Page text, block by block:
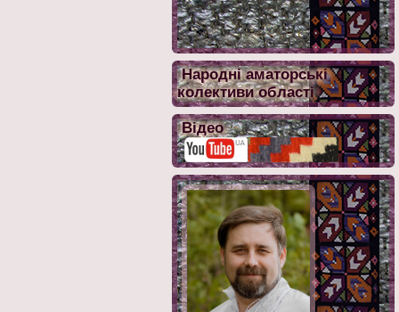
Народні аматорські
колективи області
Відео